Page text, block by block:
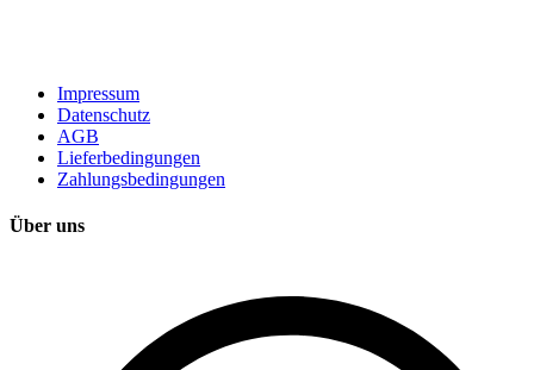
Impressum
Datenschutz
AGB
Lieferbedingungen
Zahlungsbedingungen
Über uns